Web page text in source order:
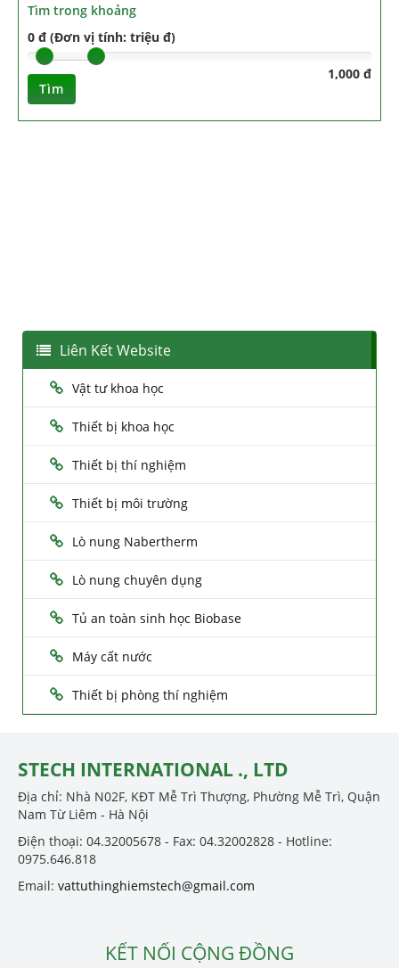
Tìm trong khoảng
0 đ (Đơn vị tính: triệu đ)
1,000 đ
Tìm
Liên Kết Website
Vật tư khoa học
Thiết bị khoa học
Thiết bị thí nghiệm
Thiết bị môi trường
Lò nung Nabertherm
Lò nung chuyên dụng
Tủ an toàn sinh học Biobase
Máy cất nước
Thiết bị phòng thí nghiệm
STECH INTERNATIONAL ., LTD
Địa chỉ: Nhà N02F, KĐT Mễ Trì Thượng, Phường Mễ Trì, Quận
Nam Từ Liêm - Hà Nội
Điện thoại: 04.32005678 - Fax: 04.32002828 - Hotline:
0975.646.818
Email: vattuthinghiemstech@gmail.com
KẾT NỐI CỘNG ĐỒNG